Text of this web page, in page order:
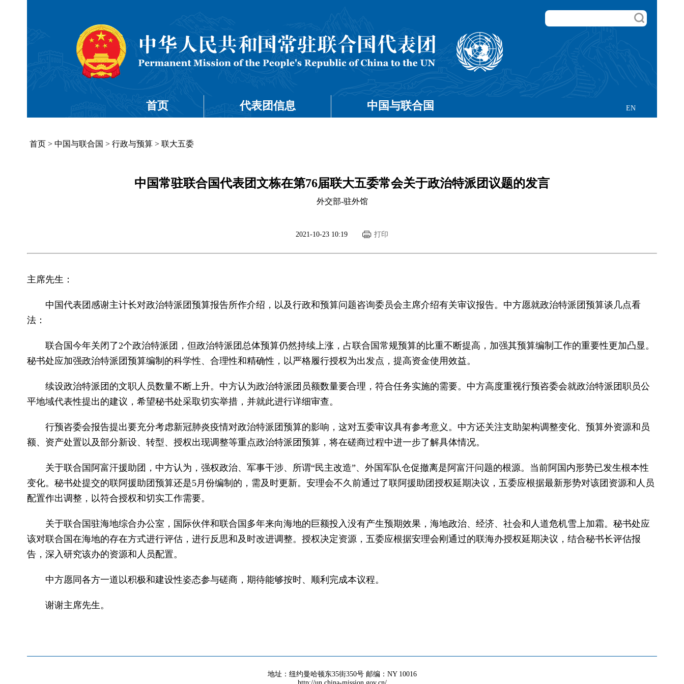
EN
首页 代表团信息 中国与联合国
首页 > 中国与联合国 > 行政与预算 > 联大五委
中国常驻联合国代表团文栋在第76届联大五委常会关于政治特派团议题的发言
外交部-驻外馆
2021-10-23 10:19 打印
主席先生：
中国代表团感谢主计长对政治特派团预算报告所作介绍，以及行政和预算问题咨询委员会主席介绍有关审议报告。中方愿就政治特派团预算谈几点看
法：
联合国今年关闭了2个政治特派团，但政治特派团总体预算仍然持续上涨，占联合国常规预算的比重不断提高，加强其预算编制工作的重要性更加凸显。
秘书处应加强政治特派团预算编制的科学性、合理性和精确性，以严格履行授权为出发点，提高资金使用效益。
续设政治特派团的文职人员数量不断上升。中方认为政治特派团员额数量要合理，符合任务实施的需要。中方高度重视行预咨委会就政治特派团职员公
平地域代表性提出的建议，希望秘书处采取切实举措，并就此进行详细审查。
行预咨委会报告提出要充分考虑新冠肺炎疫情对政治特派团预算的影响，这对五委审议具有参考意义。中方还关注支助架构调整变化、预算外资源和员
额、资产处置以及部分新设、转型、授权出现调整等重点政治特派团预算，将在磋商过程中进一步了解具体情况。
关于联合国阿富汗援助团，中方认为，强权政治、军事干涉、所谓“民主改造”、外国军队仓促撤离是阿富汗问题的根源。当前阿国内形势已发生根本性
变化。秘书处提交的联阿援助团预算还是5月份编制的，需及时更新。安理会不久前通过了联阿援助团授权延期决议，五委应根据最新形势对该团资源和人员
配置作出调整，以符合授权和切实工作需要。
关于联合国驻海地综合办公室，国际伙伴和联合国多年来向海地的巨额投入没有产生预期效果，海地政治、经济、社会和人道危机雪上加霜。秘书处应
该对联合国在海地的存在方式进行评估，进行反思和及时改进调整。授权决定资源，五委应根据安理会刚通过的联海办授权延期决议，结合秘书长评估报
告，深入研究该办的资源和人员配置。
中方愿同各方一道以积极和建设性姿态参与磋商，期待能够按时、顺利完成本议程。
谢谢主席先生。
地址：纽约曼哈顿东35街350号 邮编：NY 10016